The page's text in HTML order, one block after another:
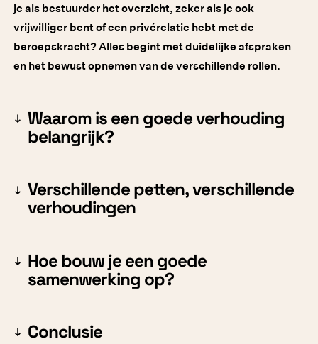
je als bestuurder het overzicht, zeker als je ook
vrijwilliger bent of een privérelatie hebt met de
beroepskracht? Alles begint met duidelijke afspraken
en het bewust opnemen van de verschillende rollen.
Waarom is een goede verhouding
belangrijk?
Verschillende petten, verschillende
verhoudingen
Hoe bouw je een goede
samenwerking op?
Conclusie